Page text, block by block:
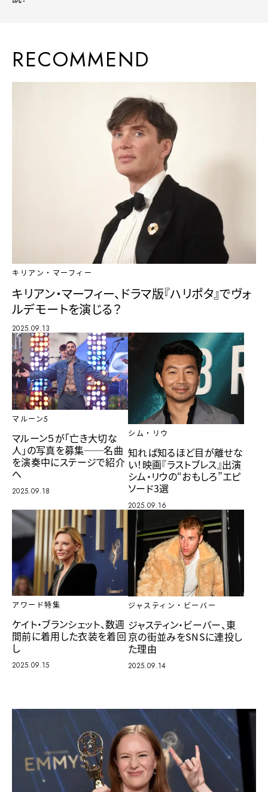
RECOMMEND
キリアン・マーフィー
キリアン・マーフィー、ドラマ版『ハリポタ』でヴォ
ルデモートを演じる？
2025.09.13
マルーン5
マルーン５が「亡き大切な
人」の写真を募集──名曲
を演奏中にステージで紹介
へ
2025.09.18
シム・リウ
知れば知るほど目が離せな
い！映画『ラストブレス』出演
シム・リウの“おもしろ”エピ
ソード3選
2025.09.16
アワード特集
ケイト・ブランシェット、数週
間前に着用した衣装を着回
し
2025.09.15
ジャスティン・ビーバー
ジャスティン・ビーバー、東
京の街並みをSNSに連投し
た理由
2025.09.14